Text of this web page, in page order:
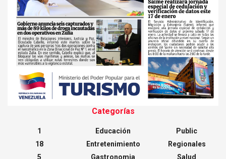
Categorías
1
18
5
Educación
Entretenimiento
Gastronomia
Public
Regionales
Salud